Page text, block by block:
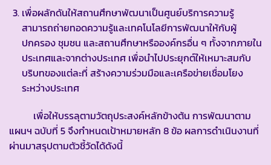
เพื่อผลักดันให้สถานศึกษาพัฒนาเป็นศูนย์บริการความรู้
สามารถถ่ายทอดความรู้และเทคโนโลยีการพัฒนาให้กับผู้
ปกครอง ชุมชน และสถานศึกษาหรือองค์กรอื่น ๆ ทั้งจากภายใน
ประเทศและจากต่างประเทศ เพื่อนำไปประยุกต์ให้เหมาะสมกับ
บริบทของแต่ละที่ สร้างความร่วมมือและเครือข่ายเชื่อมโยง
ระหว่างประเทศ
เพื่อให้บรรลุตามวัตถุประสงค์หลักข้างต้น การพัฒนาตาม
แผนฯ ฉบับที่ 5 จึงกำหนดเป้าหมายหลัก 8 ข้อ ผลการดำเนินงานที่
ผ่านมาสรุปตามตัวชี้วัดได้ดังนี้